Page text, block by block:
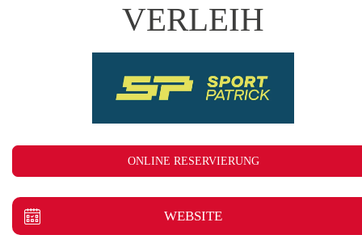
VERLEIH
ONLINE RESERVIERUNG
WEBSITE